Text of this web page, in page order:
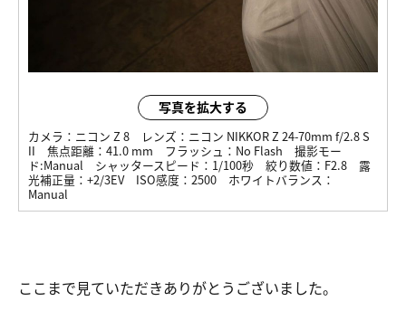
写真を拡大する
カメラ： ニコン Z 8 レンズ： ニコン NIKKOR Z 24-70mm f/2.8 S
II
焦点距離： 41.0 mm フラッシュ： No Flash
撮影モー
ド:Manual シャッタースピード： 1/100秒 絞り数値： F2.8
露
光補正量： +2/3EV ISO感度： 2500
ホワイトバランス：
Manual
ここまで見ていただきありがとうございました。